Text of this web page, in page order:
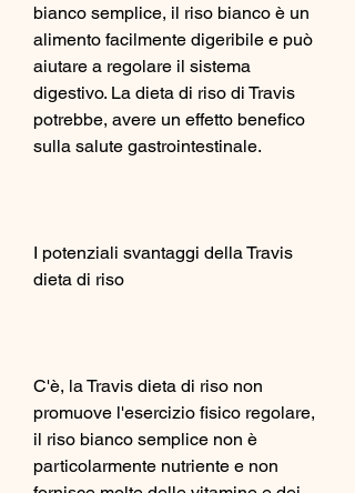
bianco semplice, il riso bianco è un
alimento facilmente digeribile e può
aiutare a regolare il sistema
digestivo. La dieta di riso di Travis
potrebbe, avere un effetto benefico
sulla salute gastrointestinale.
I potenziali svantaggi della Travis
dieta di riso
C'è, la Travis dieta di riso non
promuove l'esercizio fisico regolare,
il riso bianco semplice non è
particolarmente nutriente e non